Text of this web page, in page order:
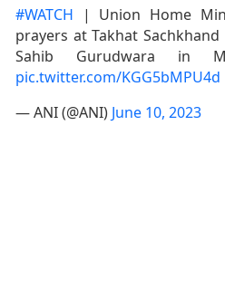
#WATCH | Union Home
prayers at Takhat
Sahib Gurudwara in
pic.twitter.com/KGG5bMPU4d
— ANI (@ANI) June 10, 2023